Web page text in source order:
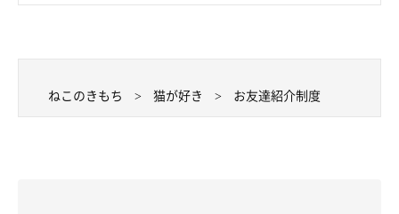
ねこのきもち 猫が好き お友達紹介制度